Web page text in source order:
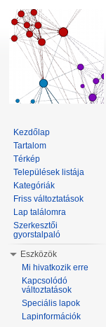
Kezdőlap
Tartalom
Térkép
Települések listája
Kategóriák
Friss változtatások
Lap találomra
Szerkesztői
gyorstalpaló
Eszközök
Mi hivatkozik erre
Kapcsolódó
változtatások
Speciális lapok
Lapinformációk